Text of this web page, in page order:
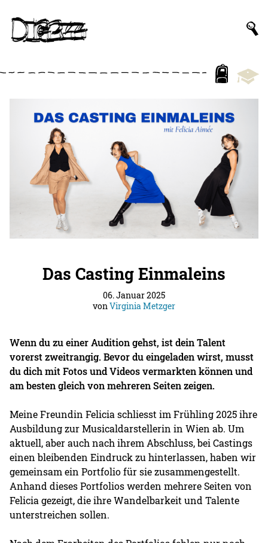
Das Casting Einmaleins
06. Januar 2025
vonVirginia Metzger
Wenn du zu einer Audition gehst, ist dein Talent
vorerst zweitrangig. Bevor du eingeladen wirst, musst
du dich mit Fotos und Videos vermarkten können und
am besten gleich von mehreren Seiten zeigen.
Meine Freundin Felicia schliesst im Frühling 2025 ihre
Ausbildung zur Musicaldarstellerin in Wien ab. Um
aktuell, aber auch nach ihrem Abschluss, bei Castings
einen bleibenden Eindruck zu hinterlassen, haben wir
gemeinsam ein Portfolio für sie zusammengestellt.
Anhand dieses Portfolios werden mehrere Seiten von
Felicia gezeigt, die ihre Wandelbarkeit und Talente
unterstreichen sollen.